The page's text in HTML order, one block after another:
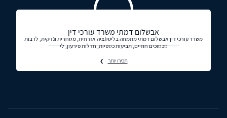
אבשלום דמתי משרד עורכי דין
משרד עורכי דין אבשלום דמתי מתמחה בליטיגציה אזרחית, מסחרית ונזיקית, לרבות
סכסוכים חוזיים, תביעות כספיות, חדלות פירעון, לי
תכירו יותר